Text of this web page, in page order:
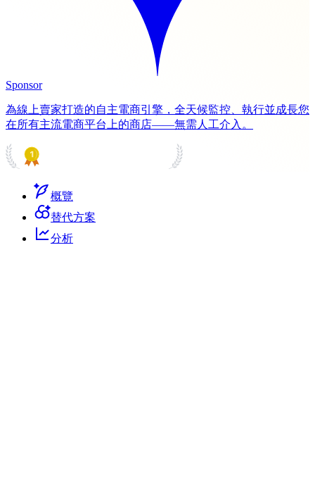
Sponsor
為線上賣家打造的自主電商引擎，全天候監控、執行並成長您
在所有主流電商平台上的商店——無需人工介入。
概覽
替代方案
分析